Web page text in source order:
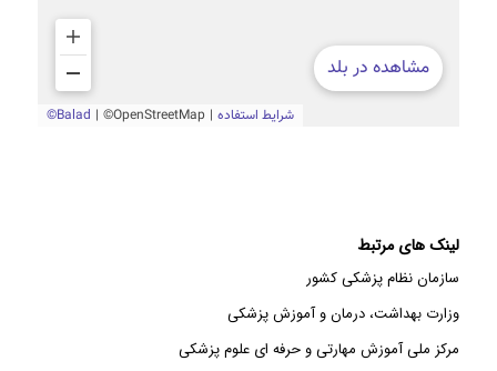
لینک های مرتبط
سازمان نظام پزشکی کشور
وزارت بهداشت، درمان و آموزش پزشکی
مرکز ملی آموزش مهارتی و حرفه ای علوم پزشکی